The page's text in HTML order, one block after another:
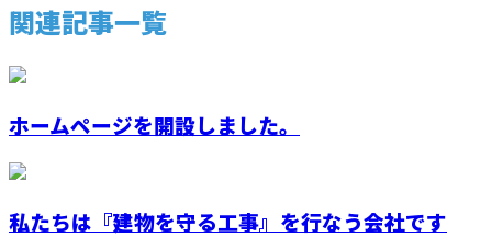
関連記事一覧
ホームページを開設しました。
私たちは『建物を守る工事』を行なう会社です